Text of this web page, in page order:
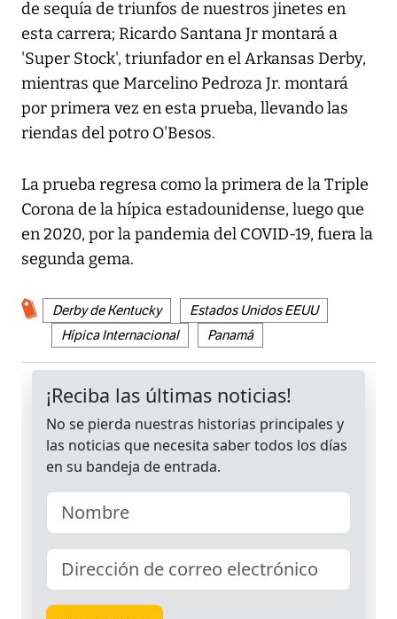
de sequía de triunfos de nuestros jinetes en
esta carrera; Ricardo Santana Jr montará a
'Super Stock', triunfador en el Arkansas Derby,
mientras que Marcelino Pedroza Jr. montará
por primera vez en esta prueba, llevando las
riendas del potro O'Besos.
La prueba regresa como la primera de la Triple
Corona de la hípica estadounidense, luego que
en 2020, por la pandemia del COVID-19, fuera la
segunda gema.
Derby de Kentucky
Estados Unidos EEUU
Hípica Internacional
Panamá